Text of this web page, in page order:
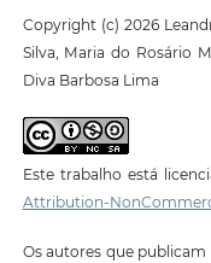
Copyright (c) 2026
Silva, Maria do Rosário
Diva Barbosa Lima
Este trabalho está
Attribution-
Os autores que publicam